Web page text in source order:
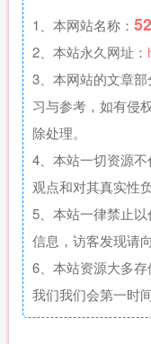
1、本网站名称：
2、本站永久网址：
3、本网站的文章
习与参考，如有侵
除处理。
4、本站一切资源
观点和对其真实性负
5、本站一律禁止
信息，访客发现请
6、本站资源大多
我们我们会第一时间